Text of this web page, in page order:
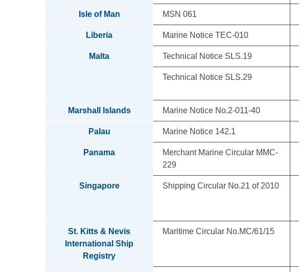
Isle of Man MSN 061
Liberia Marine Notice TEC-010
Malta Technical Notice SLS.19
Technical Notice SLS.29
Marshall Islands Marine Notice No.2-011-40
Palau Marine Notice 142.1
Panama
Merchant Marine Circular MMC-
229
Singapore Shipping Circular No.21 of 2010
St. Kitts & Nevis
International Ship
Registry
Maritime Circular No.MC/61/15